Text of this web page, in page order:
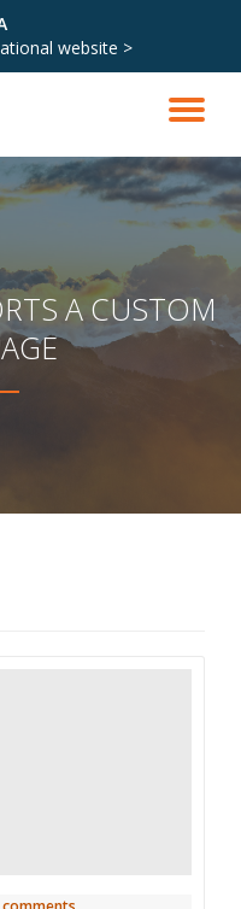
website >
A CUSTOM